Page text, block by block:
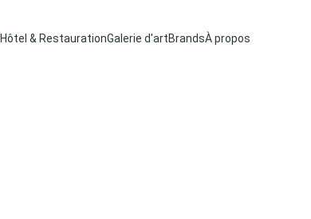
Hôtel & RestaurationGalerie d'artBrandsÀ propos